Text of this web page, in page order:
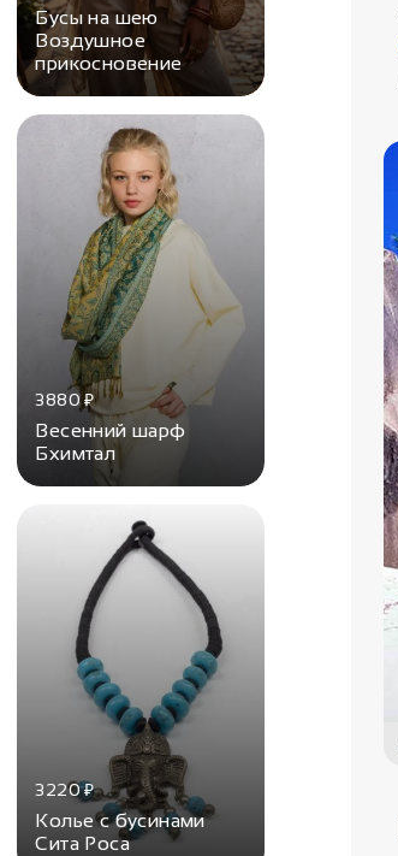
Бусы на шею
Воздушное
прикосновение
3880₽
Весенний шарф
Бхимтал
3220₽
Колье с бусинами
Сита Роса